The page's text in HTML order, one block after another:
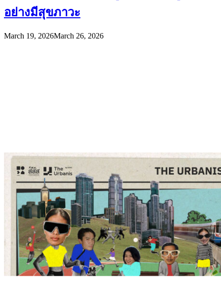
อย่างมีสุขภาวะ
March 19, 2026March 26, 2026